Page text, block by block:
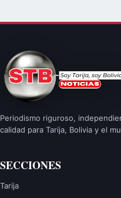
Periodismo riguroso,
calidad para Tarija, Bolivia y el
SECCIONES
Tarija